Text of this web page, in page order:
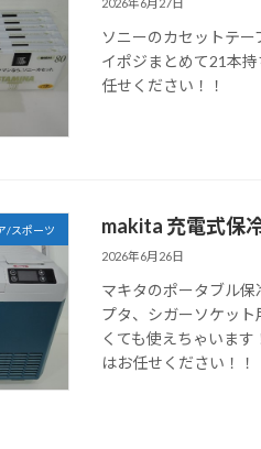
2026年6月27日
ソニーのカセットテ
イポジまとめて21本
任せください！！
/スポーツ makita 充電式保
2026年6月26日
マキタのポータブル
プタ、シガーソケッ
くても使えちゃいま
はお任せください！！